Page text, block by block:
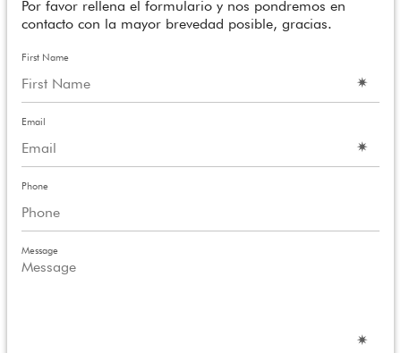
Por favor rellena el formulario y nos pondremos en
contacto con la mayor brevedad posible, gracias.
First Name
Email
Phone
Message